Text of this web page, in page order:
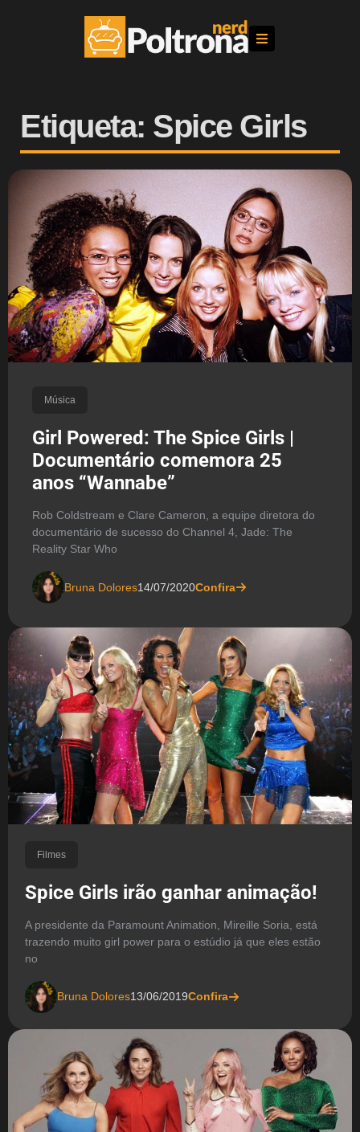
Etiqueta: Spice Girls
Música
Girl Powered: The Spice Girls |
Documentário comemora 25
anos “Wannabe”
Rob Coldstream e Clare Cameron, a equipe diretora do
documentário de sucesso do Channel 4, Jade: The
Reality Star Who
Bruna Dolores14/07/2020Confira
Filmes
Spice Girls irão ganhar animação!
A presidente da Paramount Animation, Mireille Soria, está
trazendo muito girl power para o estúdio já que eles estão
no
Bruna Dolores13/06/2019Confira